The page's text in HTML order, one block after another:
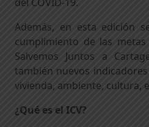
Además, en esta edición
cumplimiento de las
Salvemos Juntos a
también nuevos
vivienda, ambiente, cultura,
¿Qué es el ICV?